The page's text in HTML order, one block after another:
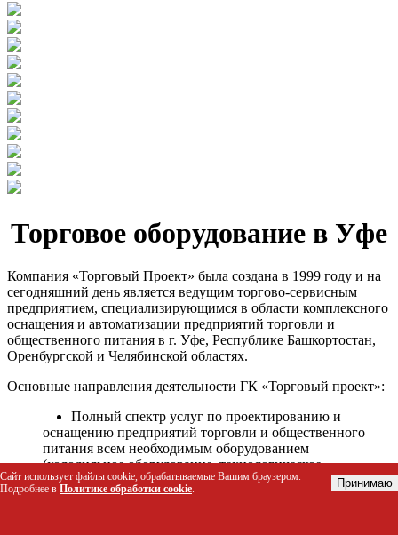
Торговое оборудование в Уфе
Компания «Торговый Проект» была создана в 1999 году и на
сегодняшний день является ведущим торгово-сервисным
предприятием, специализирующимся в области комплексного
оснащения и автоматизации предприятий торговли и
общественного питания в г. Уфе, Республике Башкортостан,
Оренбургской и Челябинской областях.
Основные направления деятельности ГК «Торговый проект»:
Полный спектр услуг по проектированию и
оснащению предприятий торговли и общественного
питания всем необходимым оборудованием
(холодильное оборудование, технологическое
оборудование, стеллажное оборудование и т.д.);
Автоматизация торговых процессов и внедрения
Сайт использует файлы cookie, обрабатываемые Вашим браузером.
Подробнее в Политике обработки cookie. Принимаю